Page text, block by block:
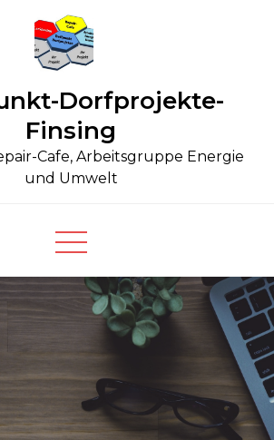
Dorfprojekte-
Finsing
Cafe, Arbeitsgruppe Energie
und Umwelt